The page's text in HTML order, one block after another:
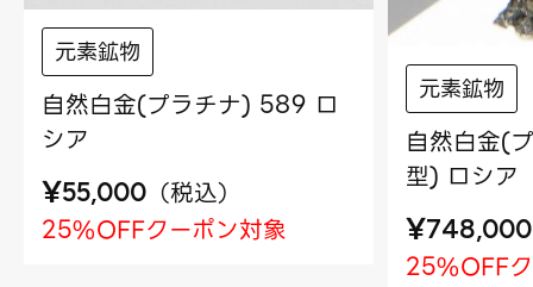
元素鉱物
自然白金(プラチナ) 589 ロ
シア
¥55,000 （税込）
25%OFFクーポン対象
元素鉱物
自然白金(
型) ロシア
¥748,000
25%OFF